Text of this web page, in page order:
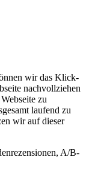
wir das Klick-
nachvollziehen
zu
laufend zu
wir auf dieser
A/B-